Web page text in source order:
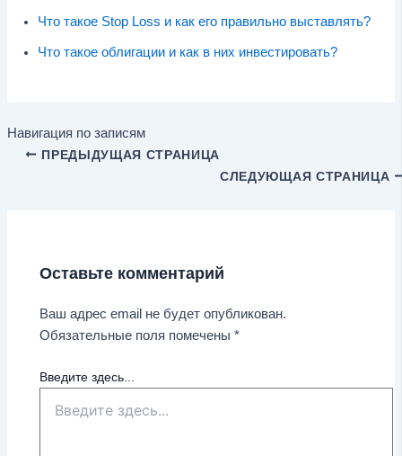
Что такое Stop Loss и как его правильно выставлять?
Что такое облигации и как в них инвестировать?
Навигация по записям
ПРЕДЫДУЩАЯ СТРАНИЦА
СЛЕДУЮЩАЯ СТРАНИЦА
Оставьте комментарий
Ваш адрес email не будет опубликован.
Обязательные поля помечены*
Введите здесь...